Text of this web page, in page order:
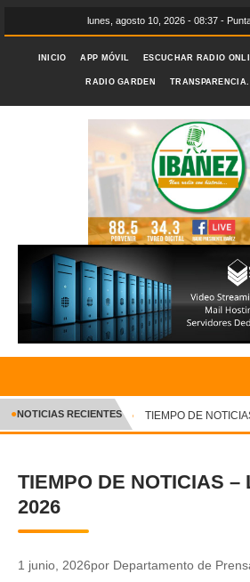
lunes, agosto 10, 2026 - 08:37 -
INICIO APP MÓVIL ESCUCHAR RADIO
RADIO GARDEN TRANSPARENCIA.
INICIO
CRÓNICA
DEPORTES
POLICIAL
✕
●NOTICIAS RECIENTES TIEMPO DE
TIEMPO DE NOTICIAS –
2026
1 junio, 2026por Departamento de